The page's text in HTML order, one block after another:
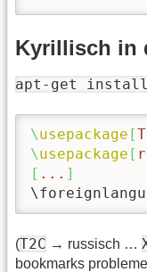
Kyrillisch in
apt-get
\usepackage [
\usepackage [
[ ... ]
(T2C → russisch …
bookmarks